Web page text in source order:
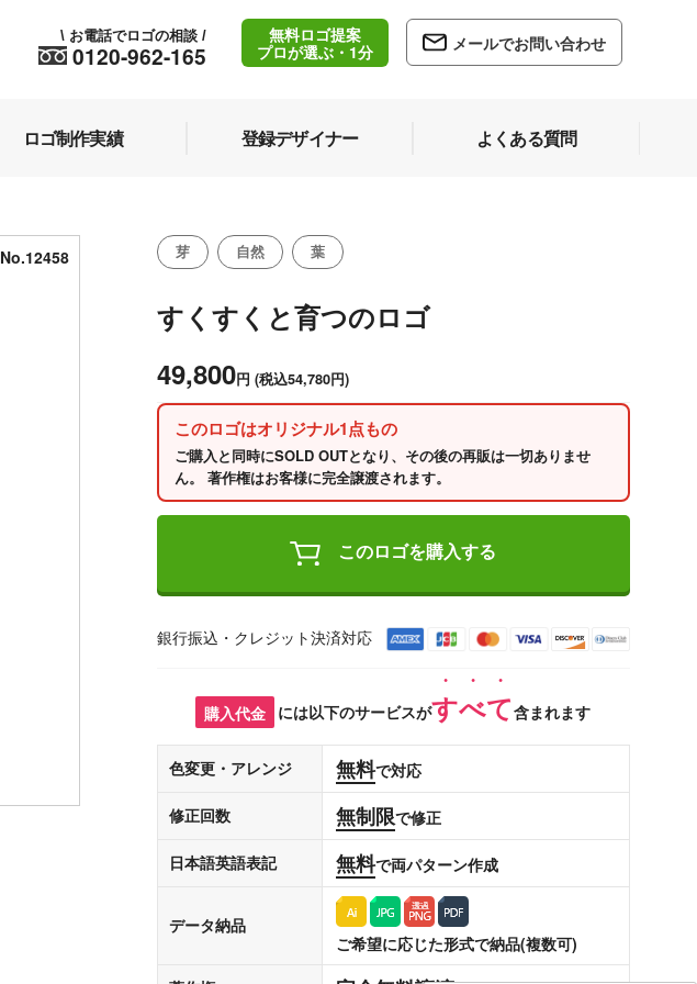
0120-962-165
\ お電話でロゴの相談 /
無料ロゴ提案
プロが選ぶ・1分
メールでお問い合わせ
ロゴ制作実績 登録デザイナー よくある質問
No.12458 芽 自然 葉
すくすくと育つのロゴ
49,800円 (税込54,780円)
このロゴはオリジナル1点もの
ご購入と同時にSOLD OUTとなり、その後の再販は一切ありませ
ん。 著作権はお客様に完全譲渡されます。
このロゴを購入する
銀行振込・クレジット決済対応
購入代金 には以下のサービスがすべて含まれます
色変更・アレンジ 無料で対応
修正回数 無制限で修正
日本語英語表記 無料で両パターン作成
データ納品
ご希望に応じた形式で納品(複数可)